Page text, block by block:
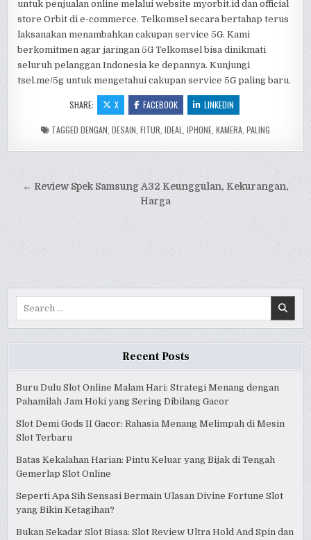
untuk penjualan online melalui website myorbit.id dan official
store Orbit di e-commerce. Telkomsel secara bertahap terus
laksanakan menambahkan cakupan service 5G. Kami
berkomitmen agar jaringan 5G Telkomsel bisa dinikmati
seluruh pelanggan Indonesia ke depannya. Kunjungi
tsel.me/5g untuk mengetahui cakupan service 5G paling baru.
SHARE: X FACEBOOK LINKEDIN
TAGGED DENGAN DESAIN FITUR IDEAL IPHONE KAMERA PALING
Post
← Review Spek Samsung A32 Keunggulan, Kekurangan,
Harga
Recent Posts
Buru Dulu Slot Online Malam Hari: Strategi Menang dengan
Pahamilah Jam Hoki yang Sering Dibilang Gacor
Slot Demi Gods II Gacor: Rahasia Menang Melimpah di Mesin
Slot Terbaru
Batas Kekalahan Harian: Pintu Keluar yang Bijak di Tengah
Gemerlap Slot Online
Seperti Apa Sih Sensasi Bermain Ulasan Divine Fortune Slot
yang Bikin Ketagihan?
Bukan Sekadar Slot Biasa: Slot Review Ultra Hold And Spin dan